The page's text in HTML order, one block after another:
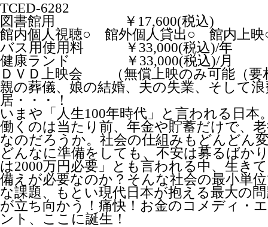
TCED-6282
図書館用 ￥17,600(税込)
館内個人視聴○ 館外個人貸出○ 館内上映
バス用使用料 ￥33,000(税込)/年
健康ランド ￥33,000(税込)/月
ＤＶＤ上映会 （無償上映のみ可能（要
親の葬儀、娘の結婚、夫の失業、そして
居・・・！
いまや「人生100年時代」と言われる日本
働くのは当たり前、年金や貯蓄だけで、
なのだろうか。社会の仕組みもどんどん
どんなに準備をしても、不安は募るばか
は2000万円必要」とも言われる中、生き
備えが必要なのか？そんな社会の最小単
な課題、もとい現代日本が抱える最大の
が立ち向かう！痛快！お金のコメディ・
ント、ここに誕生！